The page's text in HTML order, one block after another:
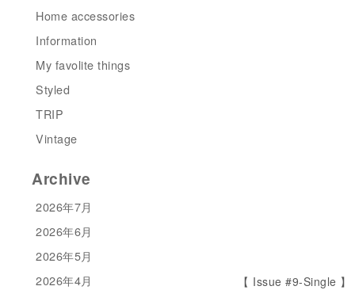
【 Issue #9-Single
Home accessories
Information
My favolite things
Styled
TRIP
Vintage
Archive
2026年7月
2026年6月
2026年5月
2026年4月